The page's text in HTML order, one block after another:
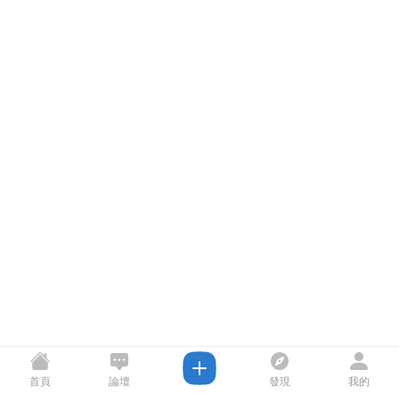
首頁 論壇 發現 我的